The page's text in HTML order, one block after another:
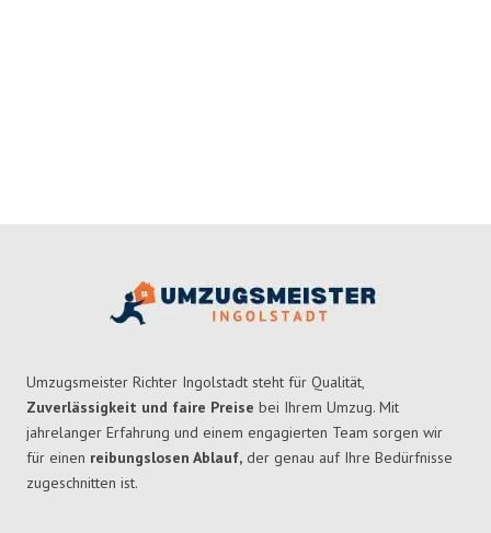
Umzugsmeister Richter Ingolstadt steht für Qualität,
Zuverlässigkeit und faire Preise bei Ihrem Umzug. Mit
jahrelanger Erfahrung und einem engagierten Team sorgen wir
für einen reibungslosen Ablauf, der genau auf Ihre Bedürfnisse
zugeschnitten ist.